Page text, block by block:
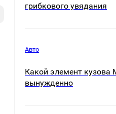
грибкового увядания
Авто
Какой элемент кузова
вынужденно